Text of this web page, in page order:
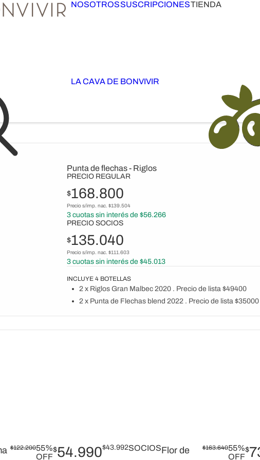
NOSOTROSSUSCRIPCIONESTIENDA
LA CAVA DE BONVIVIR
Punta de flechas - Riglos
PRECIO REGULAR
$168.800
Precio s/imp. nac. $139.504
3 cuotas sin interés de $56.266
PRECIO SOCIOS
$135.040
Precio s/imp. nac. $111.603
3 cuotas sin interés de $45.013
INCLUYE4 BOTELLAS
2 x Riglos Gran Malbec 2020 . Precio de lista $49400
2 x Punta de Flechas blend 2022 . Precio de lista $35000
$122.20055%
OFF
$54.990$43.992SOCIOSFlor de
$163.64055%
OFF
$